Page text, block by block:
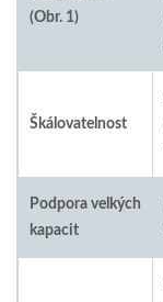
(Obr. 1)
Škálovatelnost
Podpora velkých
kapacit